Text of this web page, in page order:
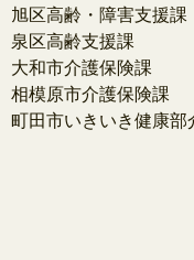
旭区高齢・障害
泉区高齢支援
大和市介護保
相模原市介護
町田市いきいき健